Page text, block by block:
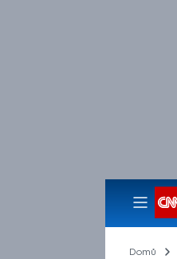
Domů